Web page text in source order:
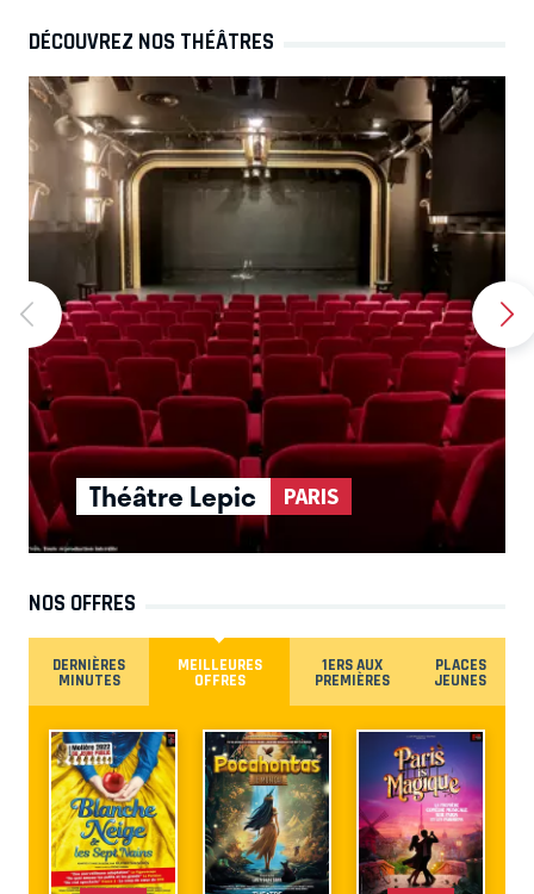
DÉCOUVREZ NOS THÉÂTRES
Théâtre Lepic PARIS
NOS OFFRES
DERNIÈRES
MINUTES
MEILLEURES
OFFRES
1ERS AUX
PREMIÈRES
PLACES
JEUNES